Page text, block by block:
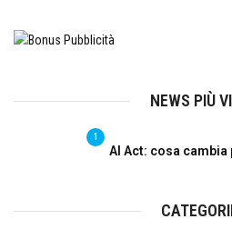
NEWS PIÙ
1
AI Act: cosa cambia